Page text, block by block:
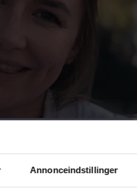
Annonceindstillinger
i bordet
for
én